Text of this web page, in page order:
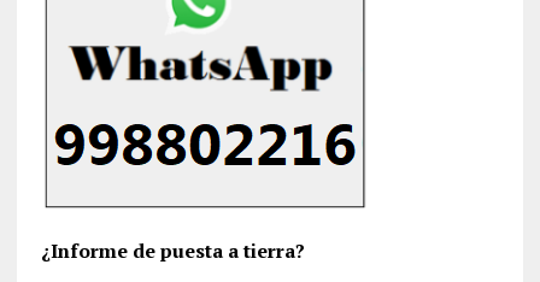
¿Informe de puesta a tierra?